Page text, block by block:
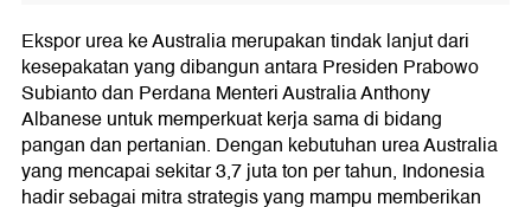
Ekspor urea ke Australia merupakan tindak lanjut dari
kesepakatan yang dibangun antara Presiden Prabowo
Subianto dan Perdana Menteri Australia Anthony
Albanese untuk memperkuat kerja sama di bidang
pangan dan pertanian. Dengan kebutuhan urea Australia
yang mencapai sekitar 3,7 juta ton per tahun, Indonesia
hadir sebagai mitra strategis yang mampu memberikan